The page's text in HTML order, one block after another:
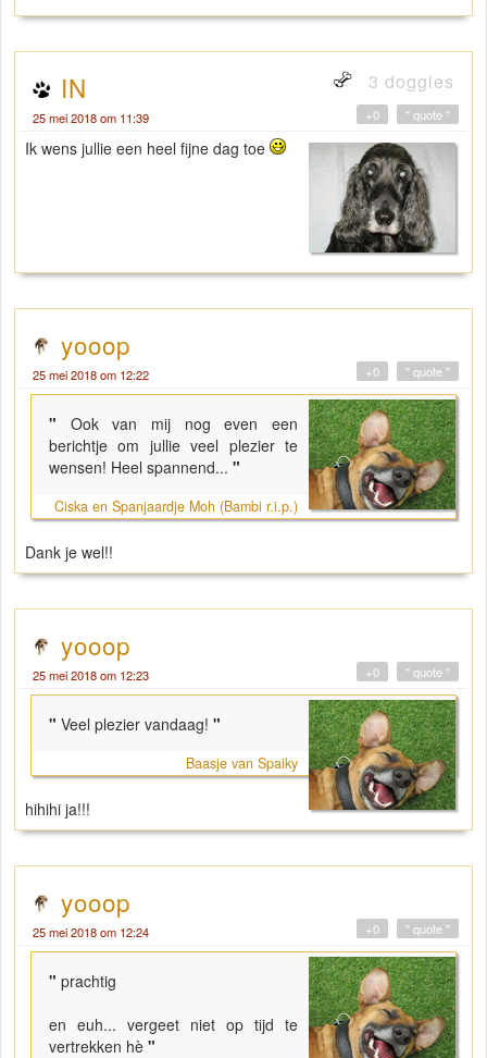
IN 3 doggies
25 mei 2018 om 11:39 " quote "
+0
Ik wens jullie een heel fijne dag toe
yooop
25 mei 2018 om 12:22 " quote "
+0
" Ook van mij nog even een
berichtje om jullie veel plezier te
wensen! Heel spannend... "
Ciska en Spanjaardje Moh (Bambi r.i.p.)
Dank je wel!!
yooop
25 mei 2018 om 12:23 " quote "
+0
" Veel plezier vandaag! "
Baasje van Spaiky
hihihi ja!!!
yooop
25 mei 2018 om 12:24 " quote "
+0
" prachtig
en euh... vergeet niet op tijd te
vertrekken hè "